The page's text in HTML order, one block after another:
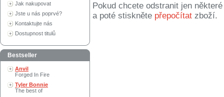
Jak nakupovat
Jste u nás poprvé?
Kontaktujte nás
Dostupnost titulů
Bestseller
Anvil
Forged In Fire
Tyler Bonnie
The best of
Pokud chcete odstranit jen
a poté stiskněte přepočítat zboží.